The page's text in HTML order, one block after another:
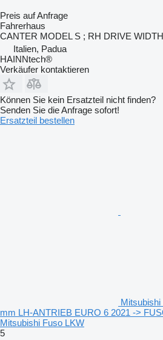
Preis auf Anfrage
Fahrerhaus
CANTER MODEL S ; RH DRIVE
Italien, Padua
HAINNtech®
Verkäufer kontaktieren
Können Sie kein Ersatzteil nicht finden?
Senden Sie die Anfrage sofort!
Ersatzteil bestellen
mm LH-ANTRIEB EURO 6 2021 ->
Mitsubishi Fuso LKW
5